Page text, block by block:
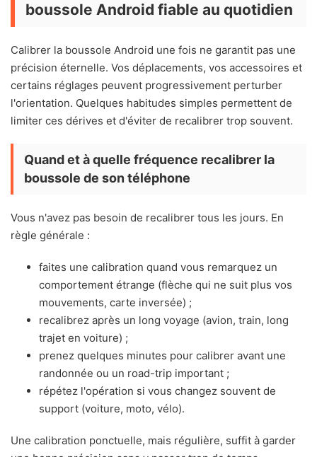
boussole Android fiable au quotidien
Calibrer la boussole Android une fois ne garantit pas une
précision éternelle. Vos déplacements, vos accessoires et
certains réglages peuvent progressivement perturber
l'orientation. Quelques habitudes simples permettent de
limiter ces dérives et d'éviter de recalibrer trop souvent.
Quand et à quelle fréquence recalibrer la
boussole de son téléphone
Vous n'avez pas besoin de recalibrer tous les jours. En
règle générale :
faites une calibration quand vous remarquez un
comportement étrange (flèche qui ne suit plus vos
mouvements, carte inversée) ;
recalibrez après un long voyage (avion, train, long
trajet en voiture) ;
prenez quelques minutes pour calibrer avant une
randonnée ou un road-trip important ;
répétez l'opération si vous changez souvent de
support (voiture, moto, vélo).
Une calibration ponctuelle, mais régulière, suffit à garder